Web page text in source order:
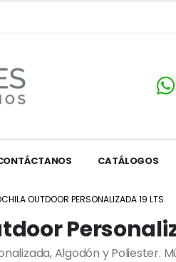
CATÁLOGOS
OUTDOOR PERSONALIZADA 19 LTS.
Algodón y Poliester.